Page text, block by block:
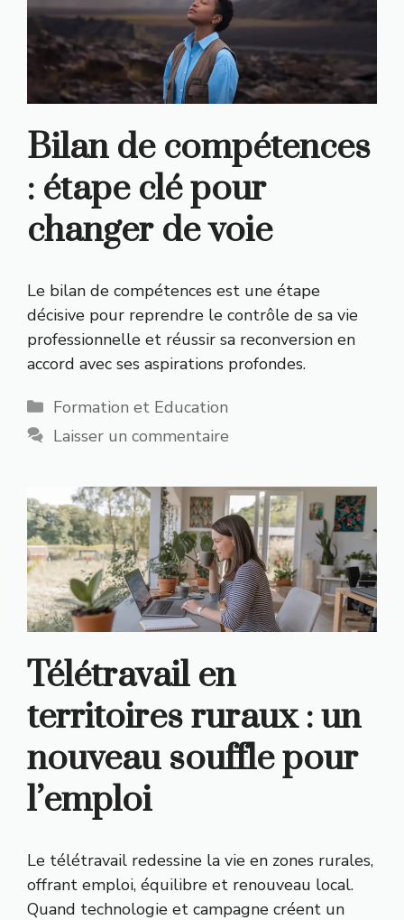
Bilan de compétences
: étape clé pour
changer de voie
Le bilan de compétences est une étape
décisive pour reprendre le contrôle de sa vie
professionnelle et réussir sa reconversion en
accord avec ses aspirations profondes.
Catégories
Formation et Education
Laisser un commentaire
Télétravail en
territoires ruraux : un
nouveau souffle pour
l’emploi
Le télétravail redessine la vie en zones rurales,
offrant emploi, équilibre et renouveau local.
Quand technologie et campagne créent un